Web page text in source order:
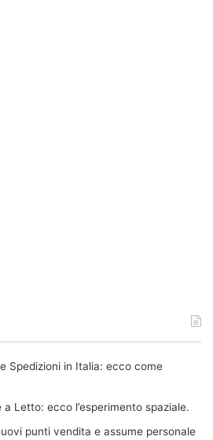
Spedizioni in Italia: ecco come
Letto: ecco l’esperimento spaziale.
punti vendita e assume personale